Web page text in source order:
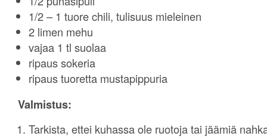
1/2 – 1 tuore chili, tulisuus mieleinen
2 limen mehu
vajaa 1 tl suolaa
ripaus sokeria
ripaus tuoretta mustapippuria
Valmistus:
Tarkista, ettei kuhassa ole ruotoja tai jäämiä